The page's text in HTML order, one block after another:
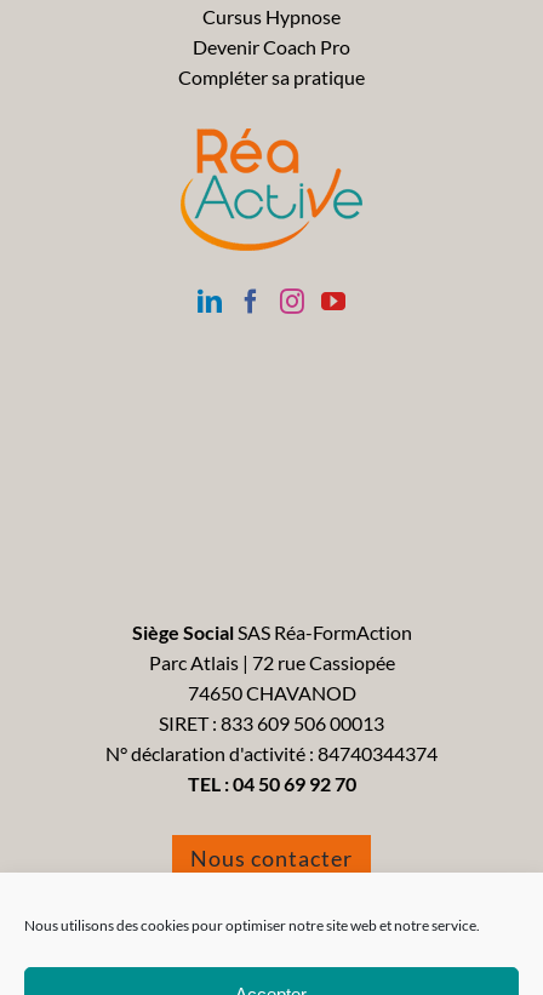
Nous utilisons des cookies pour optimiser notre site web et notre service.
Cursus Hypnose
Devenir Coach Pro
Compléter sa pratique
Siège SocialSAS Réa-FormAction
Parc Atlais | 72 rue Cassiopée
74650 CHAVANOD
SIRET : 833 609 506 00013
N° déclaration d'activité : 84740344374
TEL :04 50 69 92 70
Nous contacter